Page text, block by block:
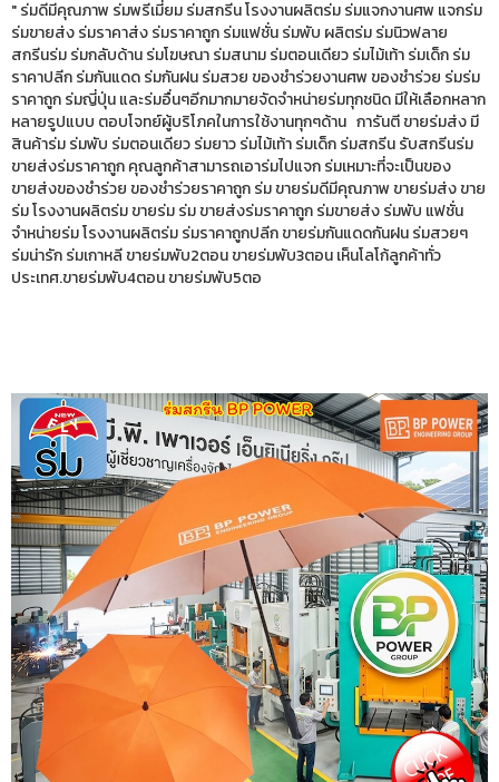
" ร่มดีมีคุณภาพ ร่มพรีเมี่ยม ร่มสกรีน โรงงานผลิตร่ม ร่มแจกงานศพ แจกร่ม
ร่มขายส่ง ร่มราคาส่ง ร่มราคาถูก ร่มแฟชั่น ร่มพับ ผลิตร่ม ร่มนิวฟลาย
สกรีนร่ม ร่มกลับด้าน ร่มโฆษณา ร่มสนาม ร่มตอนเดียว ร่มไม้เท้า ร่มเด็ก ร่ม
ราคาปลีก ร่มกันแดด ร่มกันฝน ร่มสวย ของชำร่วยงานศพ ของชำร่วย ร่มร่ม
ราคาถูก ร่มญี่ปุ่น และร่มอื่นๆอีกมากมายจัดจำหน่ายร่มทุกชนิด มีให้เลือกหลาก
หลายรูปแบบ ตอบโจทย์ผู้บริโภคในการใช้งานทุกๆด้าน การันตี ขายร่มส่ง มี
สินค้าร่ม ร่มพับ ร่มตอนเดียว ร่มยาว ร่มไม้เท้า ร่มเด็ก ร่มสกรีน รับสกรีนร่ม
ขายส่งร่มราคาถูก คุณลูกค้าสามารถเอาร่มไปแจก ร่มเหมาะที่จะเป็นของ
ขายส่งของชำร่วย ของชำร่วยราคาถูก ร่ม ขายร่มดีมีคุณภาพ ขายร่มส่ง ขาย
ร่ม โรงงานผลิตร่ม ขายร่ม ร่ม ขายส่งร่มราคาถูก ร่มขายส่ง ร่มพับ แฟชั่น
จำหน่ายร่ม โรงงานผลิตร่ม ร่มราคาถูกปลีก ขายร่มกันแดดกันฝน ร่มสวยๆ
ร่มน่ารัก ร่มเกาหลี ขายร่มพับ2ตอน ขายร่มพับ3ตอน เห็นโลโก้ลูกค้าทั่ว
ประเทศ.ขายร่มพับ4ตอน ขายร่มพับ5ตอ